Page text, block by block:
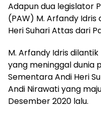
Adapun dua legislator
(PAW) M. Arfandy
Heri Suhari Attas dari
M. Arfandy Idris
yang meninggal dunia
Sementara Andi Heri
Andi Nirawati yang
Desember 2020 lalu.